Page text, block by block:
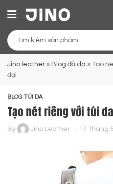
Jino leather » Blog đồ da » Tạo
đại
BLOG TÚI DA
Tạo nét riêng với túi
By Jino Leather 17 Tháng